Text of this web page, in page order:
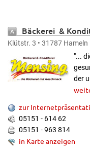
Bäckerei &
Klütstr. 3 • 31787 Hameln
"...
der
zur
05151 - 614 62
05151 - 963 814
in Karte anzeigen